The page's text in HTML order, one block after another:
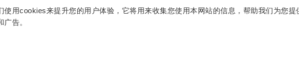
使用cookies来提升您的用户体验，它将用来收集您使用本网站的信息，帮助我们为您提
广告。
news, events
加入团队